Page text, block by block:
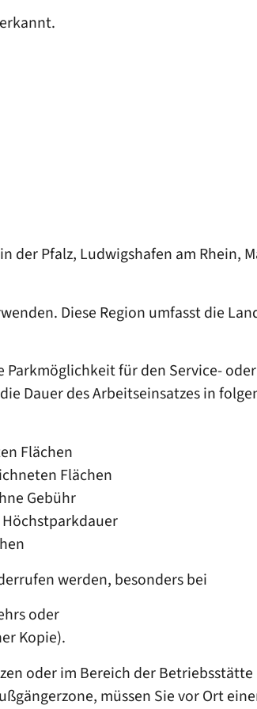
Pfalz, Ludwigshafen am Rhein,
Diese Region umfasst die
für den Service-
Dauer des Arbeitseinsatzes in
Flächen
Flächen
Gebühr
werden, besonders bei
oder
Kopie).
oder im Bereich der
müssen Sie vor Ort